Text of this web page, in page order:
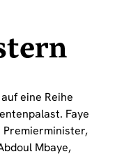
eine Reihe
Faye
Premierminister,
Mbaye,